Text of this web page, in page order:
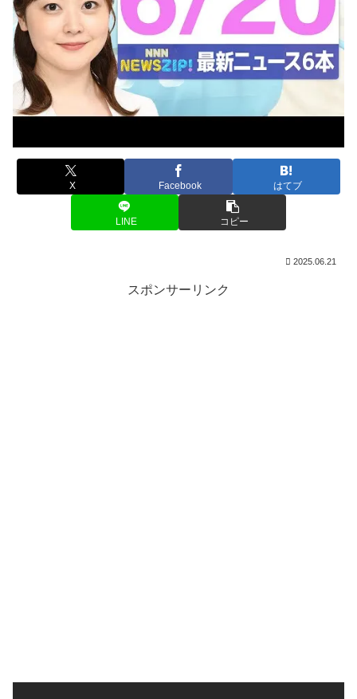
X Facebook はてブ
LINE コピー
2025.06.21
スポンサーリンク